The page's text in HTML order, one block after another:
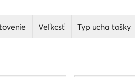
Veľkosť Typ ucha tašky